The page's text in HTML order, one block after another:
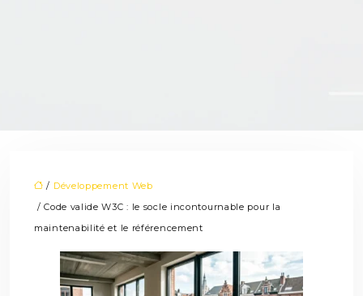
/ Développement Web
/ Code valide W3C : le socle incontournable pour la
maintenabilité et le référencement